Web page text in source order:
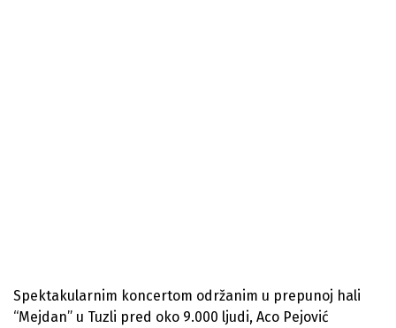
Spektakularnim koncertom održanim u prepunoj hali
“Mejdan” u Tuzli pred oko 9.000 ljudi, Aco Pejović